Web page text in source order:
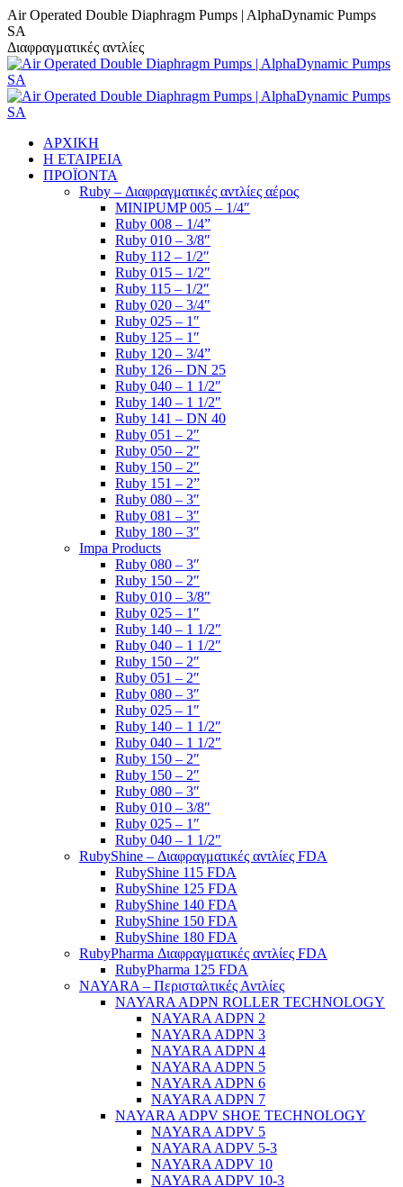
Skip
to
content
Facebook
YouTube
Linkedin
Air Operated Double Diaphragm Pumps | AlphaDynamic Pumps
SA
Διαφραγματικές αντλίες
ΑΡΧΙΚΗ
Η ΕΤΑΙΡΕΙΑ
ΠΡΟΪΟΝΤΑ
Ruby – Διαφραγματικές αντλίες αέρος
MINIPUMP 005 – 1/4″
Ruby 008 – 1/4”
Ruby 010 – 3/8″
Ruby 112 – 1/2″
Ruby 015 – 1/2″
Ruby 115 – 1/2″
Ruby 020 – 3/4″
Ruby 025 – 1″
Ruby 125 – 1″
Ruby 120 – 3/4”
Ruby 126 – DN 25
Ruby 040 – 1 1/2″
Ruby 140 – 1 1/2″
Ruby 141 – DN 40
Ruby 051 – 2″
Ruby 050 – 2″
Ruby 150 – 2″
Ruby 151 – 2”
Ruby 080 – 3″
Ruby 081 – 3″
Ruby 180 – 3″
Impa Products
Ruby 080 – 3″
Ruby 150 – 2″
Ruby 010 – 3/8″
Ruby 025 – 1″
Ruby 140 – 1 1/2″
Ruby 040 – 1 1/2″
Ruby 150 – 2″
Ruby 051 – 2″
Ruby 080 – 3″
Ruby 025 – 1″
Ruby 140 – 1 1/2″
Ruby 040 – 1 1/2″
Ruby 150 – 2″
Ruby 150 – 2″
Ruby 080 – 3″
Ruby 010 – 3/8″
Ruby 025 – 1″
Ruby 040 – 1 1/2″
RubyShine – Διαφραγματικές αντλίες FDA
RubyShine 115 FDA
RubyShine 125 FDA
RubyShine 140 FDA
RubyShine 150 FDA
RubyShine 180 FDA
RubyPharma Διαφραγματικές αντλίες FDA
RubyPharma 125 FDA
NAYARA – Περισταλτικές Αντλίες
NAYARA ADPN ROLLER TECHNOLOGY
NAYARA ADPN 2
NAYARA ADPN 3
NAYARA ADPN 4
NAYARA ADPN 5
NAYARA ADPN 6
NAYARA ADPN 7
NAYARA ADPV SHOE TECHNOLOGY
NAYARA ADPV 5
NAYARA ADPV 5-3
NAYARA ADPV 10
NAYARA ADPV 10-3